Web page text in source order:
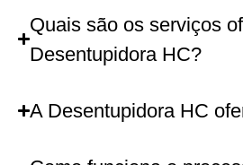
Quais são os serviços
Desentupidora HC?
A Desentupidora HC